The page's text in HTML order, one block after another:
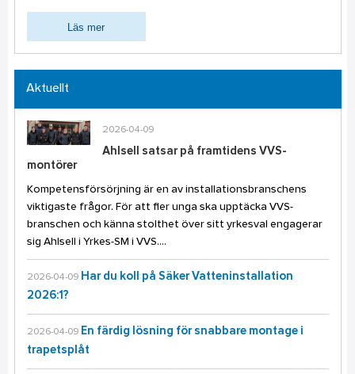
Läs mer
Aktuellt
2026-04-09
Ahlsell satsar på framtidens VVS-
montörer
Kompetensförsörjning är en av installationsbranschens
viktigaste frågor. För att fler unga ska upptäcka VVS-
branschen och känna stolthet över sitt yrkesval engagerar
sig Ahlsell i Yrkes-SM i VVS....
2026-04-09 Har du koll på Säker Vatteninstallation
2026:1?
2026-04-09 En färdig lösning för snabbare montage i
trapetsplåt